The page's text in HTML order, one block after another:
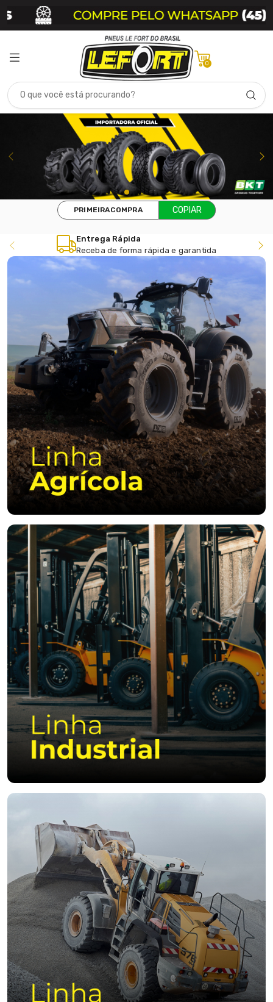
0
Ganhe 10% de desconto na sua primeira compra com o cupom:
PRIMEIRACOMPRA
COPIAR
Parcelamento Facilitado
Parcele em até 4X sem juros